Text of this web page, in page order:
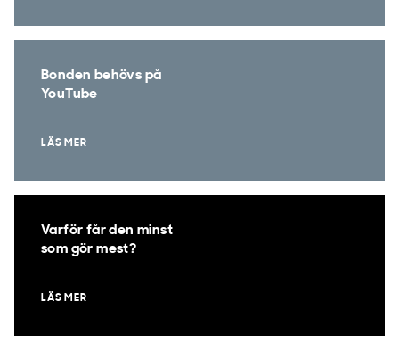
Bonden behövs på
YouTube
LÄS MER
Varför får den minst
som gör mest?
LÄS MER